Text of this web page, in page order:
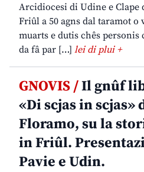
Arcidiocesi di Udine e Clape
Friûl a 50 agns dal taramot
muarts e dutis chês personis
da fâ par […] lei di plui +
GNOVIS /Il gnûf
«Di scjas in scjas»
Floramo, su la
in Friûl.
Pavie e Udin.